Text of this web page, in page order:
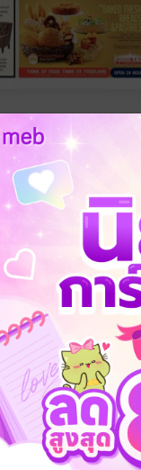
าคม พ.ศ.2558